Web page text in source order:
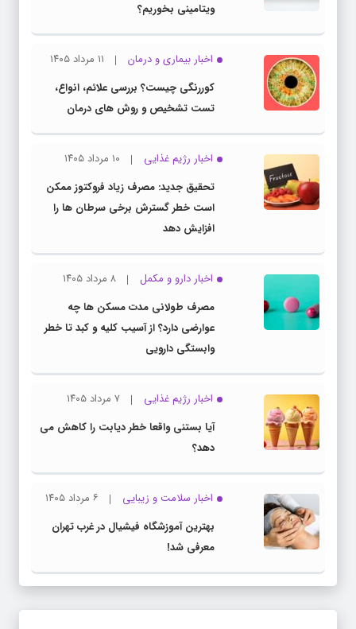
ویتامینی بخوریم؟
اخبار بیماری و درمان
۱۱ مرداد ۱۴۰۵
کوررنگی چیست؟ بررسی علائم، انواع،
تست تشخیص و روش های درمان
اخبار رژیم غذایی
۱۰ مرداد ۱۴۰۵
تحقیق جدید: مصرف زیاد فروکتوز ممکن
است خطر گسترش برخی سرطان ها را
افزایش دهد
اخبار دارو و مکمل
۸ مرداد ۱۴۰۵
مصرف طولانی مدت مسکن ها چه
عوارضی دارد؟ از آسیب کلیه و کبد تا خطر
وابستگی دارویی
اخبار رژیم غذایی
۷ مرداد ۱۴۰۵
آیا بستنی واقعا خطر دیابت را کاهش می
دهد؟
اخبار سلامت و زیبایی
۶ مرداد ۱۴۰۵
بهترین آموزشگاه فیشیال در غرب تهران
معرفی شد!